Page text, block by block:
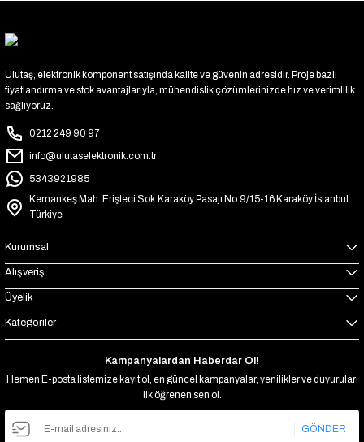
Ulutaş, elektronik komponent satışında kalite ve güvenin adresidir. Proje bazlı
fiyatlandırma ve stok avantajlarıyla, mühendislik çözümlerinizde hız ve verimlilik
sağlıyoruz.
0212 249 90 97
info@ulutaselektronik.com.tr
5343921985
Kemankeş Mah. Erişteci Sok.Karaköy Pasajı No:9/15-16 Karaköy İstanbul
Türkiye
Kurumsal
Alışveriş
Üyelik
Kategoriler
Kampanyalardan Haberdar Ol!
Hemen E-posta listemize kayıt ol, en güncel kampanyalar, yenilikler ve duyuruları
ilk öğrenen sen ol.
GÖNDER